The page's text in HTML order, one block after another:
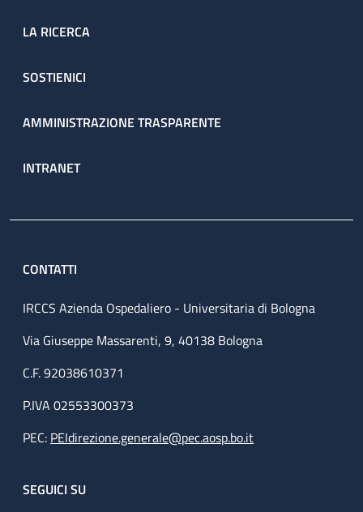
LA RICERCA
SOSTIENICI
AMMINISTRAZIONE TRASPARENTE
INTRANET
CONTATTI
IRCCS Azienda Ospedaliero - Universitaria di Bologna
Via Giuseppe Massarenti, 9, 40138 Bologna
C.F. 92038610371
P.IVA 02553300373
PEC: PEIdirezione.generale@pec.aosp.bo.it
SEGUICI SU